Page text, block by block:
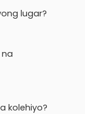
lugar?
kolehiyo?